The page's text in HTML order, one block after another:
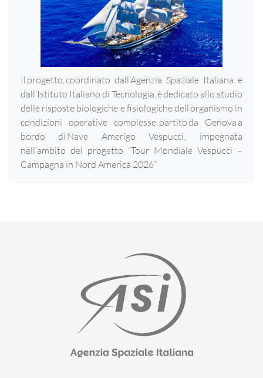
Il progetto, coordinato dall’Agenzia Spaziale Italiana e
dall’Istituto Italiano di Tecnologia, è dedicato allo studio
delle risposte biologiche e fisiologiche dell’organismo in
condizioni operative complesse, partito da Genova a
bordo di Nave Amerigo Vespucci, impegnata
nell’ambito del progetto “Tour Mondiale Vespucci –
Campagna in Nord America 2026”